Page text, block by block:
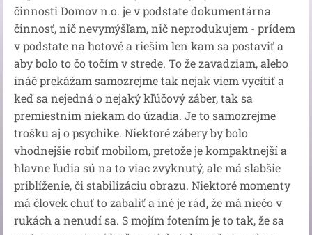
činnosti Domov n.o. je v podstate dokumentárna
činnosť, nič nevymýšľam, nič neprodukujem - prídem
v podstate na hotové a riešim len kam sa postaviť a
aby bolo to čo točím v strede. To že zavadziam, alebo
ináč prekážam samozrejme tak nejak viem vycítiť a
keď sa nejedná o nejaký kľúčový záber, tak sa
premiestnim niekam do úzadia. Je to samozrejme
trošku aj o psychike. Niektoré zábery by bolo
vhodnejšie robiť mobilom, pretože je kompaktnejší a
hlavne ľudia sú na to viac zvyknutý, ale má slabšie
priblíženie, či stabilizáciu obrazu. Niektoré momenty
má človek chuť to zabaliť a iné je rád, že má niečo v
rukách a nenudí sa. S mojím fotením je to tak, že sa